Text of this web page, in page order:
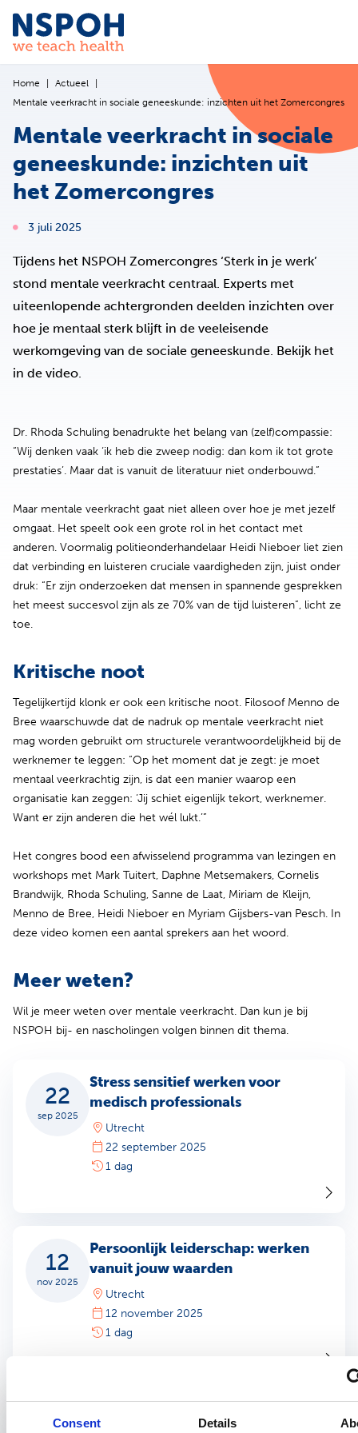
Consent Details
Ga naar de inhoud
Home
Actueel
Mentale veerkracht in sociale geneeskunde: inzichten uit het Zomercongres
Mentale veerkracht in sociale
geneeskunde: inzichten uit
het Zomercongres
3 juli 2025
Tijdens het NSPOH Zomercongres ‘Sterk in je werk’
stond mentale veerkracht centraal. Experts met
uiteenlopende achtergronden deelden inzichten over
hoe je mentaal sterk blijft in de veeleisende
werkomgeving van de sociale geneeskunde. Bekijk het
in de video.
Dr. Rhoda Schuling benadrukte het belang van (zelf)compassie:
“Wij denken vaak ‘ik heb die zweep nodig: dan kom ik tot grote
prestaties’. Maar dat is vanuit de literatuur niet onderbouwd.”
Maar mentale veerkracht gaat niet alleen over hoe je met jezelf
omgaat. Het speelt ook een grote rol in het contact met
anderen. Voormalig politieonderhandelaar Heidi Nieboer liet zien
dat verbinding en luisteren cruciale vaardigheden zijn, juist onder
druk: “Er zijn onderzoeken dat mensen in spannende gesprekken
het meest succesvol zijn als ze 70% van de tijd luisteren”, licht ze
toe.
Kritische noot
Tegelijkertijd klonk er ook een kritische noot. Filosoof Menno de
Bree waarschuwde dat de nadruk op mentale veerkracht niet
mag worden gebruikt om structurele verantwoordelijkheid bij de
werknemer te leggen: “Op het moment dat je zegt: je moet
mentaal veerkrachtig zijn, is dat een manier waarop een
organisatie kan zeggen: ‘Jij schiet eigenlijk tekort, werknemer.
Want er zijn anderen die het wél lukt.’”
Het congres bood een afwisselend programma van lezingen en
workshops met Mark Tuitert, Daphne Metsemakers, Cornelis
Brandwijk, Rhoda Schuling, Sanne de Laat, Miriam de Kleijn,
Menno de Bree, Heidi Nieboer en Myriam Gijsbers-van Pesch. In
deze video komen een aantal sprekers aan het woord.
Meer weten?
Wil je meer weten over mentale veerkracht. Dan kun je bij
NSPOH bij- en nascholingen volgen binnen dit thema.
22
sep 2025
Stress sensitief werken voor
medisch professionals
Utrecht
22 september 2025
1 dag
12
nov 2025
Persoonlijk leiderschap: werken
vanuit jouw waarden
Utrecht
12 november 2025
1 dag
Motiverende gespreksvoering